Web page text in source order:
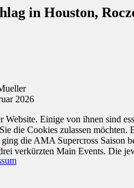
in Houston,
2026
die AMA Supercross Saison
verkürzten Main Events. Die
Website. Einige von ihnen sind
die Cookies zulassen